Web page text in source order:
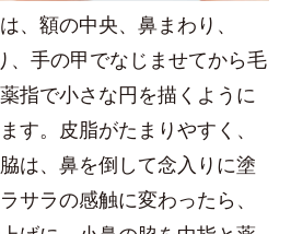
、額の中央、鼻まわり、
、手の甲でなじませてから毛
指で小さな円を描くように
す。皮脂がたまりやすく、
は、鼻を倒して念入りに塗
サラの感触に変わったら、